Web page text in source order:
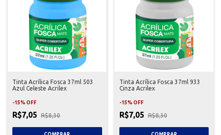
Tinta Acrílica Fosca 37ml 503
Azul Celeste Acrilex
-15% OFF
R$7,05 R$8,30
Tinta Acrílica Fosca 37ml 933
Cinza Acrilex
-15% OFF
R$7,05 R$8,30